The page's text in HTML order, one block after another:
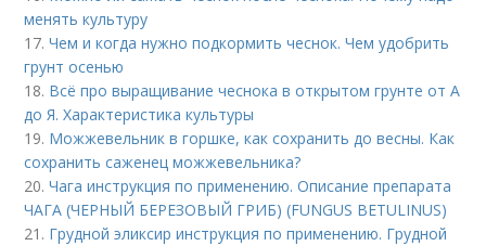
менять культуру
17.Чем и когда нужно подкормить чеснок. Чем удобрить
грунт осенью
18. Всё про выращивание чеснока в открытом грунте от А
до Я. Характеристика культуры
19. Можжевельник в горшке, как сохранить до весны. Как
сохранить саженец можжевельника?
20.Чага инструкция по применению. Описание препарата
ЧАГА (ЧЕРНЫЙ БЕРЕЗОВЫЙ ГРИБ) (FUNGUS BETULINUS)
21. Грудной эликсир инструкция по применению. Грудной